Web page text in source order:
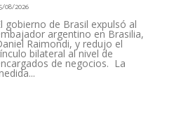
08/2026
gobierno de Brasil expulsó al
argentino en Brasilia,
Raimondi, y redujo el
bilateral al nivel de
de negocios. La